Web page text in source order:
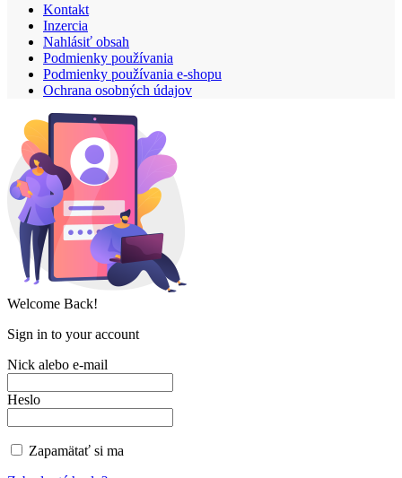
Kontakt
Inzercia
Nahlásiť obsah
Podmienky používania
Podmienky používania e-shopu
Ochrana osobných údajov
Welcome Back!
Sign in to your account
Nick alebo e-mail
Heslo
Zapamätať si ma